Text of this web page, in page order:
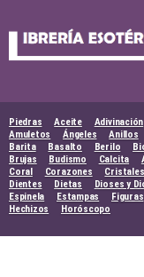
Piedras Aceite Adivinación
Amuletos
Ángeles Anillos
Barita
Basalto Berilo
Brujas
Budismo Calcita
Coral
Corazones Cristales
Dientes
Dietas Dioses y
Espinela
Estampas Figuras
Hechizos
Horóscopo